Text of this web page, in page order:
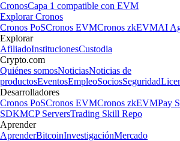
CronosCapa 1 compatible con EVM
Explorar Cronos
Cronos PoSCronos EVMCronos zkEVMAI
Explorar
AfiliadoInstitucionesCustodia
Crypto.com
Quiénes somosNoticiasNoticias de
productosEventosEmpleoSociosSeguridad
Desarrolladores
Cronos PoSCronos EVMCronos zkEVMPay
SDKMCP ServersTrading Skill Repo
Aprender
AprenderBitcoinInvestigaciónMercado